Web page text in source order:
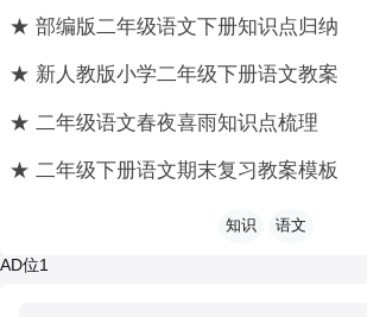
★ 部编版二年级语文下册知识点归纳
★ 新人教版小学二年级下册语文教案
★ 二年级语文春夜喜雨知识点梳理
★ 二年级下册语文期末复习教案模板
知识 语文
AD位1